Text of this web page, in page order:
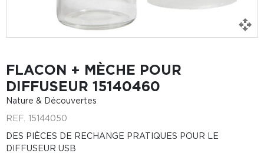
FLACON + MÈCHE POUR
DIFFUSEUR 15140460
Nature & Découvertes
REF. 15144050
DES PIÈCES DE RECHANGE PRATIQUES POUR LE
DIFFUSEUR USB